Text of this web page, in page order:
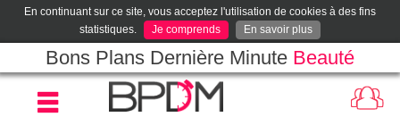
En continuant sur ce site, vous acceptez l'utilisation de cookies à des fins
statistiques.
Je comprends En savoir plus
Bons Plans Dernière Minute Beauté